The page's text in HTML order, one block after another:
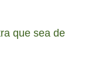
que sea de